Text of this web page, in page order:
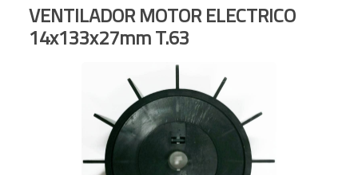
VENTILADOR MOTOR ELECTRICO
14x133x27mm T.63